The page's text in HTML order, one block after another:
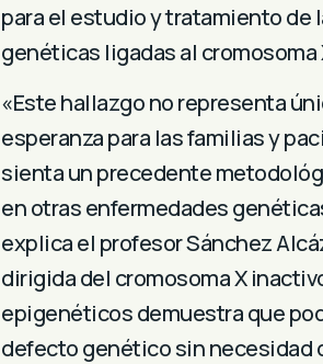
para el estudio y tratamiento de
genéticas ligadas al cromosoma
«Este hallazgo no representa
esperanza para las familias y
sienta un precedente
en otras enfermedades
explica el profesor Sánchez
dirigida del cromosoma X
epigenéticos demuestra que
defecto genético sin necesidad